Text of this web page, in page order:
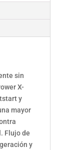
sin
X-
y
mayor
Flujo de
y